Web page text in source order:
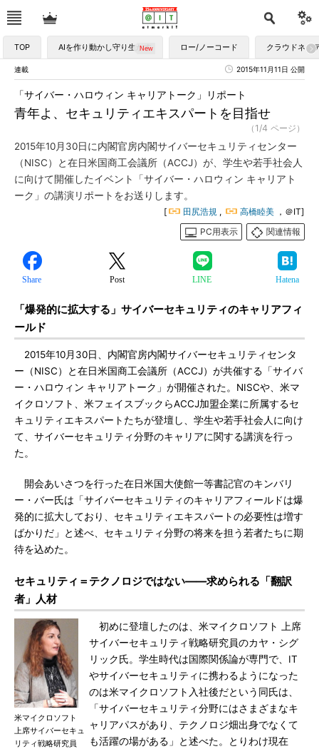
TOP AIを作り動かし守り生かす ロー/ノーコード クラウドネイ
連載 2015年11月11日 公開
青年よ、セキュリティエキスパートを目指せ
「サイバー・ハロウィン キャリアトーク」リポート
（1/4 ページ）
2015年10月30日に内閣官房内閣サイバーセキュリティセンター
（NISC）と在日米国商工会議所（ACCJ）が、学生や若手社会人
に向けて開催したイベント「サイバー・ハロウィン キャリアト
ーク」の講演リポートをお送りします。
[ 田尻浩規 , 高橋睦美 ，＠IT]
PC用表示
関連情報
Share Post LINE Hatena
「爆発的に拡大する」サイバーセキュリティのキャリアフィ
ールド
2015年10月30日、内閣官房内閣サイバーセキュリティセンタ
ー（NISC）と在日米国商工会議所（ACCJ）が共催する「サイバ
ー・ハロウィン キャリアトーク」が開催された。NISCや、米マ
イクロソフト、米フェイスブックらACCJ加盟企業に所属するセ
キュリティエキスパートたちが登壇し、学生や若手社会人に向け
て、サイバーセキュリティ分野のキャリアに関する講演を行っ
た。
開会あいさつを行った在日米国大使館一等書記官のキンバリ
ー・バー氏は「サイバーセキュリティのキャリアフィールドは爆
発的に拡大しており、セキュリティエキスパートの必要性は増す
ばかりだ」と述べ、セキュリティ分野の将来を担う若者たちに期
待を込めた。
セキュリティ＝テクノロジではない――求められる「翻訳
者」人材
米マイクロソフト
上席サイバーセキュ
リティ戦略研究員
初めに登壇したのは、米マイクロソフト 上席
サイバーセキュリティ戦略研究員のカヤ・シグ
リック氏。学生時代は国際関係論が専門で、IT
やサイバーセキュリティに携わるようになった
のは米マイクロソフト入社後だという同氏は、
「サイバーセキュリティ分野にはさまざまなキ
ャリアパスがあり、テクノロジ畑出身でなくて
も活躍の場がある」と述べた。とりわけ現在